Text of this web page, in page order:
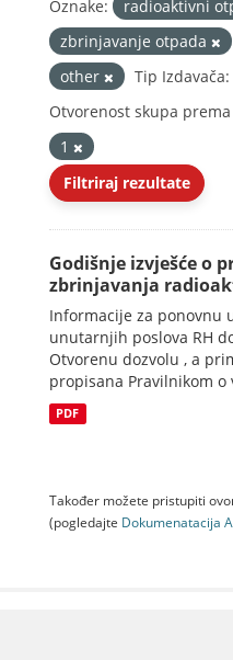
Oznake:
radioaktivni
zbrinjavanje otpada
other
Tip Izdavača:
Otvorenost skupa
1
Filtriraj rezultate
Godišnje izvješće o
zbrinjavanja
Informacije za ponovnu
unutarnjih poslova RH
Otvorenu dozvolu , a
propisana Pravilnikom o
PDF
Također možete pristupiti
(pogledajte Dokumenаtаcijа